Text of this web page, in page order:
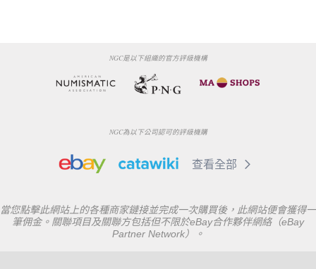
NGC是以下組織的官方評級機構
NGC為以下公司認可的評級機購
查看全部
當您點擊此網站上的各種商家鏈接並完成一次購買後，此網站便會獲得一
筆佣金。關聯項目及關聯方包括但不限於eBay合作夥伴網絡（eBay
Partner Network）。